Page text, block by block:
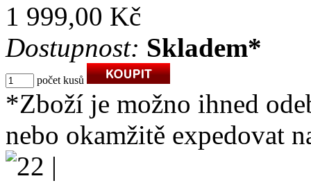
1 999,00 Kč
Dostupnost: Skladem*
počet kusů
*Zboží je možno ihned
nebo okamžitě expedovat